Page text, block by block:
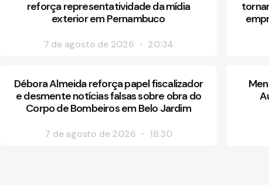
reforça representatividade da mídia
exterior em Pernambuco
7 de agosto de 2026 20:34
Débora Almeida reforça papel fiscalizador
e desmente notícias falsas sobre obra do
Corpo de Bombeiros em Belo Jardim
7 de agosto de 2026 18:30